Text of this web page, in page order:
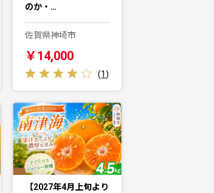
のか・…
佐賀県神埼市
￥14,000
(1)
【2027年4月上旬より